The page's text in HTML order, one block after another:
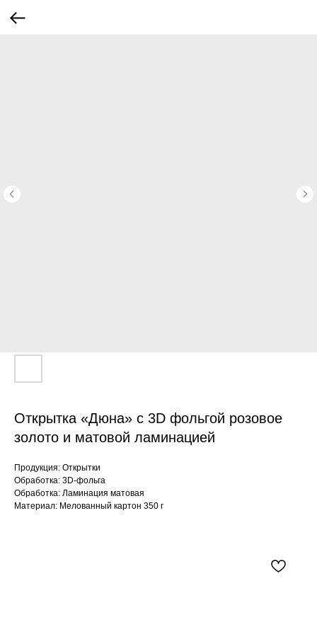
Открытка «Дюна» с 3D фольгой розовое
золото и матовой ламинацией
Продукция: Открытки
Обработка: 3D-фольга
Обработка: Ламинация матовая
Материал: Мелованный картон 350 г